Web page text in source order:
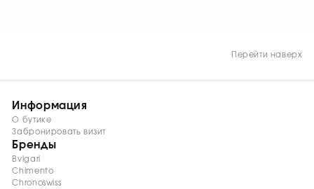
Перейти наверх
Информация
О бутике
Забронировать визит
Бренды
Bvlgari
Chimento
Chronoswiss